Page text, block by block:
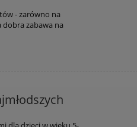
- zarówno na
dobra zabawa na